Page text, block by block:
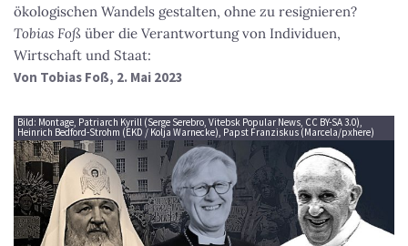
ökologischen Wandels gestalten, ohne zu resignieren?
Tobias Foß über die Verantwortung von Individuen,
Wirtschaft und Staat:
Von Tobias Foß, 2. Mai 2023
Bild: Montage, Patriarch Kyrill (Serge Serebro, Vitebsk Popular News, CC BY-SA 3.0),
Heinrich Bedford-Strohm (EKD / Kolja Warnecke), Papst Franziskus (Marcela/pxhere)